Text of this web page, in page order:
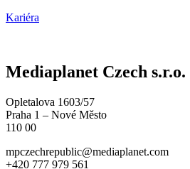
Kariéra
Mediaplanet Czech s.r.o.
Opletalova 1603/57
Praha 1 – Nové Město
110 00
mpczechrepublic@mediaplanet.com
+420 777 979 561